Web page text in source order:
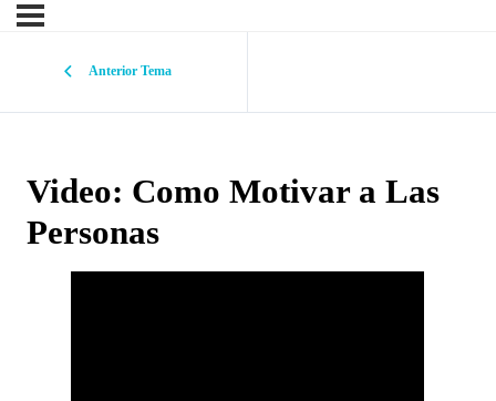
Anterior Tema
Video: Como Motivar a Las
Personas